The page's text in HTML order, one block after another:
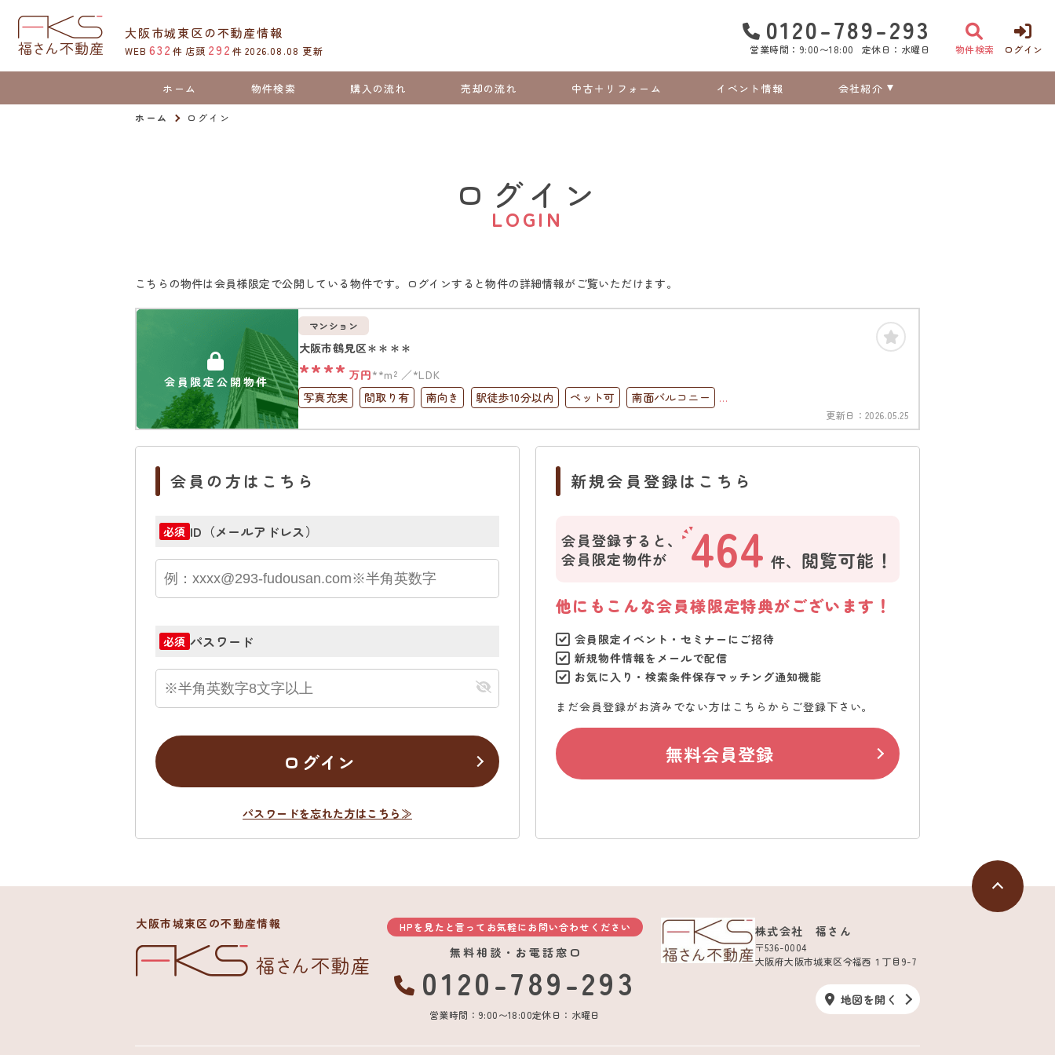
大阪市城東区の不動産情報
WEB 632 件 店頭 292 件 2026.08.08 更新
0120-789-293
営業時間：9:00〜18:00 定休日：水曜日 物件検索 ログイン
ホーム 物件検索 購入の流れ 売却の流れ 中古＋リフォーム イベント情報 会社紹介
ホーム ログイン
ログイン
LOGIN
こちらの物件は会員様限定で公開している物件です。ログインすると物件の詳細情報がご覧いただけます。
会員限定公開物件
マンション
大阪市鶴見区＊＊＊＊
**** 万円**m²
*LDK
写真充実
間取り有 南向き 駅徒歩10分以内 ペット可
南面バルコニー
オートロック
上下水道完備
更新日： 2026.05.25
会員の方はこちら
必須 ID（メールアドレス）
必須 パスワード
ログイン
パスワードを忘れた方はこちら≫
新規会員登録はこちら
会員登録すると、
会員限定物件が
464 件、 閲覧可能！
他にもこんな会員様限定特典がございます！
会員限定イベント・セミナーにご招待
新規物件情報をメールで配信
お気に入り・検索条件保存マッチング通知機能
まだ会員登録がお済みでない方はこちらからご登録下さい。
無料会員登録
大阪市城東区の不動産情報 HPを見たと言ってお気軽にお問い合わせください
無料相談・お電話窓口
0120-789-293
営業時間：9:00〜18:00定休日：水曜日
株式会社 福さん
〒536-0004
大阪府大阪市城東区今福西１丁目9-7
地図を開く